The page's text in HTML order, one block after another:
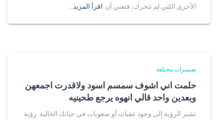
الأخرى اللتي لم تتحرك، فتعني أن اقرأ المزيد…
تفسيرات مختلفة
حلمت اني اشوف سمسم اسود ولاقدرت اجمعهن
وبعدين واحد قالي انهوه يرجع طحينيه
تشير الرؤية إلى وجود عقبات أو صعوبات في حياتك الحالية. رؤية